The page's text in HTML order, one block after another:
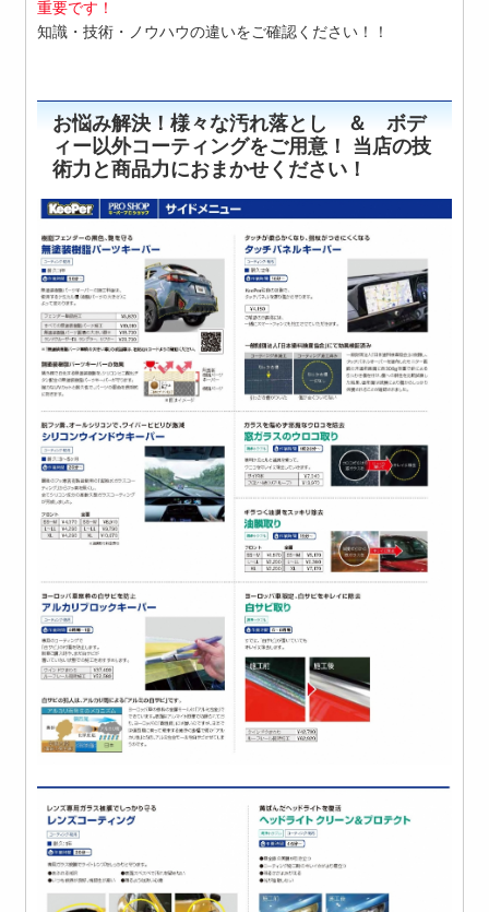
重要です！
知識・技術・ノウハウの違いをご確認ください！！
お悩み解決！様々な汚れ落とし ＆ ボデ
ィー以外コーティングをご用意！ 当店の技
術力と商品力におまかせください！